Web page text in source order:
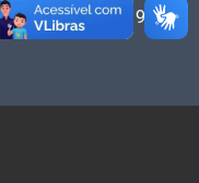
sexta-feira das 9h às